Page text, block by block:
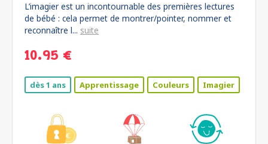
L’imagier est un incontournable des premières lectures
de bébé : cela permet de montrer/pointer, nommer et
reconnaître l... suite
10.95 €
dès 1 ans Apprentissage Couleurs Imagier